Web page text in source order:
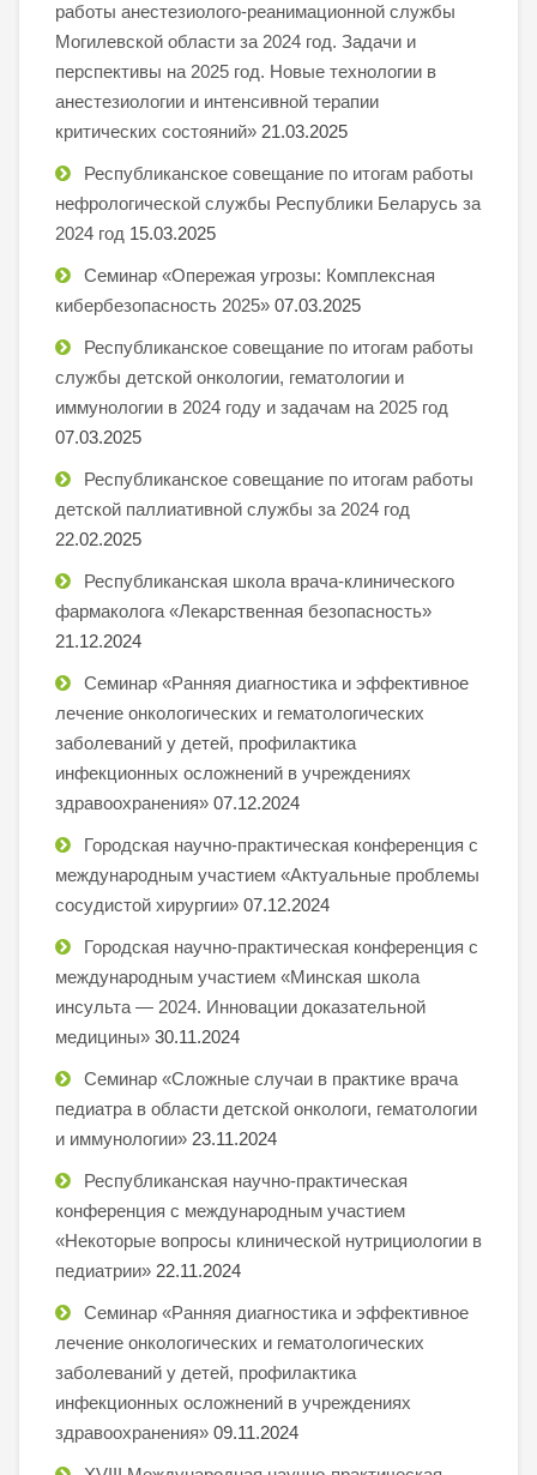
работы анестезиолого-реанимационной службы
Могилевской области за 2024 год. Задачи и
перспективы на 2025 год. Новые технологии в
анестезиологии и интенсивной терапии
критических состояний» 21.03.2025
Республиканское совещание по итогам работы
нефрологической службы Республики Беларусь за
2024 год 15.03.2025
Семинар «Опережая угрозы: Комплексная
кибербезопасность 2025» 07.03.2025
Республиканское совещание по итогам работы
службы детской онкологии, гематологии и
иммунологии в 2024 году и задачам на 2025 год
07.03.2025
Республиканское совещание по итогам работы
детской паллиативной службы за 2024 год
22.02.2025
Республиканская школа врача-клинического
фармаколога «Лекарственная безопасность»
21.12.2024
Семинар «Ранняя диагностика и эффективное
лечение онкологических и гематологических
заболеваний у детей, профилактика
инфекционных осложнений в учреждениях
здравоохранения» 07.12.2024
Городская научно-практическая конференция с
международным участием «Актуальные проблемы
сосудистой хирургии» 07.12.2024
Городская научно-практическая конференция с
международным участием «Минская школа
инсульта — 2024. Инновации доказательной
медицины» 30.11.2024
Семинар «Сложные случаи в практике врача
педиатра в области детской онкологи, гематологии
и иммунологии» 23.11.2024
Республиканская научно-практическая
конференция с международным участием
«Некоторые вопросы клинической нутрициологии в
педиатрии» 22.11.2024
Семинар «Ранняя диагностика и эффективное
лечение онкологических и гематологических
заболеваний у детей, профилактика
инфекционных осложнений в учреждениях
здравоохранения» 09.11.2024